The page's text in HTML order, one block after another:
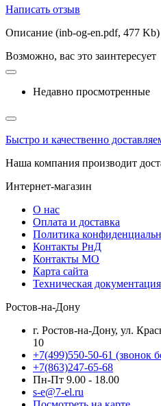
Написать отзыв
Описание (inb-og-en.pdf, 477
Возможно, вас это заинтересует
Недавно просмотренные
Быстро и качественно
Наша компания производит
Интернет-магазин
О нас
Оплата и доставка
Политика
Контакты РнД
Контакты МО
Карта сайта
Техническая документация
Ростов-на-Дону
г. Ростов-на-Дону, ул.
10
+7(499)550-50-61 (звонок
+7(863)247-65-68
Пн-Пт 9.00 - 18.00
s-e@7-el.ru